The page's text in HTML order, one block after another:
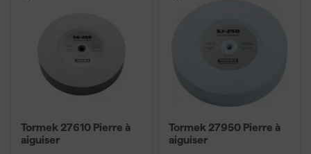
Tormek 27610 Pierre à
aiguiser
Tormek 27950 Pierre à
aiguiser